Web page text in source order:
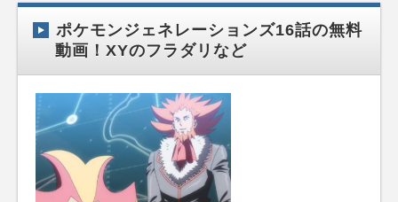
ポケモンジェネレーションズ16話の無料
動画！XYのフラダリなど